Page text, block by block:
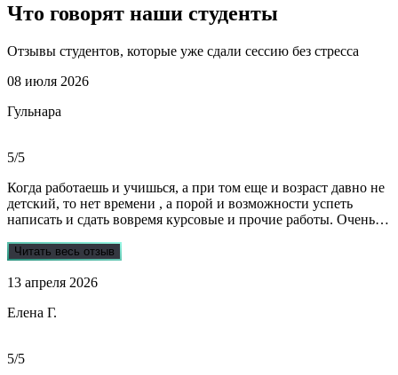
Что говорят наши студенты
Отзывы студентов, которые уже сдали сессию без стресса
08 июля 2026
Гульнара
5/5
Когда работаешь и учишься, а при том еще и возраст давно не
детский, то нет времени , а порой и возможности успеть
написать и сдать вовремя курсовые и прочие работы. Очень
Dist-help. Все мои проблемы в полном смысле слова взяли на
выполнили очень качественно, вовремя и по очень даже
реагируют и отвечают на все вопросы. Теперь буду
Читать весь отзыв
13 апреля 2026
Елена Г.
5/5